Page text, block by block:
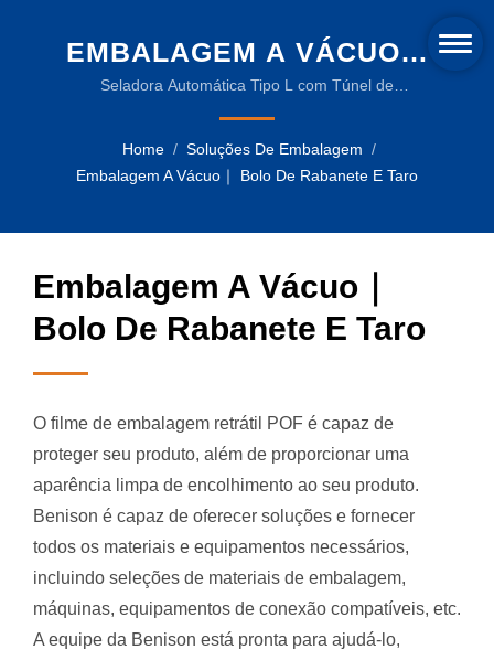
EMBALAGEM A VÁCUO｜
BOLO DE RABANETE E
TARO | MÁQUINAS DE
ENCOLHIMENTO
SUSTENTÁVEIS
Seladora Automática Tipo L com Túnel de
Máquinas de embalagem confiáveis para a indústria
de bebidas
Home / Soluções De Embalagem /
Embalagem A Vácuo｜ Bolo De Rabanete E Taro
Embalagem A Vácuo｜
Bolo De Rabanete E Taro
O filme de embalagem retrátil POF é capaz de
proteger seu produto, além de proporcionar uma
aparência limpa de encolhimento ao seu produto.
Benison é capaz de oferecer soluções e fornecer
todos os materiais e equipamentos necessários,
incluindo seleções de materiais de embalagem,
máquinas, equipamentos de conexão compatíveis, etc.
A equipe da Benison está pronta para ajudá-lo,